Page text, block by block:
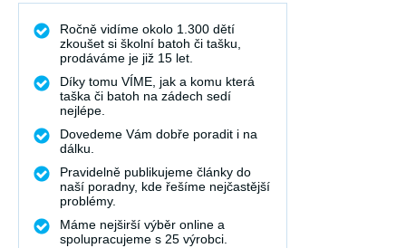
Ročně vidíme okolo 1.300 dětí
zkoušet si školní batoh či tašku,
prodáváme je již 15 let.
Díky tomu VÍME, jak a komu která
taška či batoh na zádech sedí
nejlépe.
Dovedeme Vám dobře poradit i na
dálku.
Pravidelně publikujeme články do
naší poradny, kde řešíme nejčastější
problémy.
Máme nejširší výběr online a
spolupracujeme s 25 výrobci.